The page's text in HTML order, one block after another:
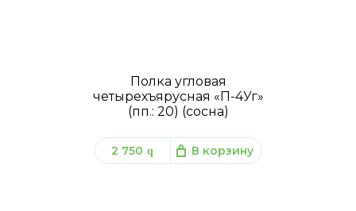
Полка угловая
четырехъярусная «П-4Уг»
(пп.: 20) (сосна)
2 750 q В корзину